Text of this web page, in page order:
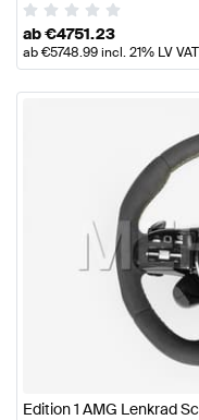
ab€4751.23
ab€5748.99incl. 21% LV VAT
Edition 1 AMG Lenkrad